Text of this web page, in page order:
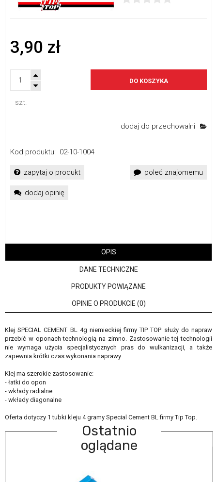
3,90 zł
szt.
DO KOSZYKA
dodaj do przechowalni
Kod produktu: 02-10-1004
zapytaj o produkt poleć znajomemu
dodaj opinię
OPIS
DANE TECHNICZNE
PRODUKTY POWIĄZANE
OPINIE O PRODUKCIE (0)
Klej SPECIAL CEMENT BL 4g niemieckiej firmy TIP TOP służy do napraw
przebić w oponach technologią na zimno. Zastosowanie tej technologii
nie wymaga użycia specjalistycznych pras do wulkanizacji, a także
zapewnia krótki czas wykonania naprawy.
Klej ma szerokie zastosowanie:
- łatki do opon
- wkłady radialne
- wkłady diagonalne
Oferta dotyczy 1 tubki kleju 4 gramy Special Cement BL firmy Tip Top.
Ostatnio
oglądane